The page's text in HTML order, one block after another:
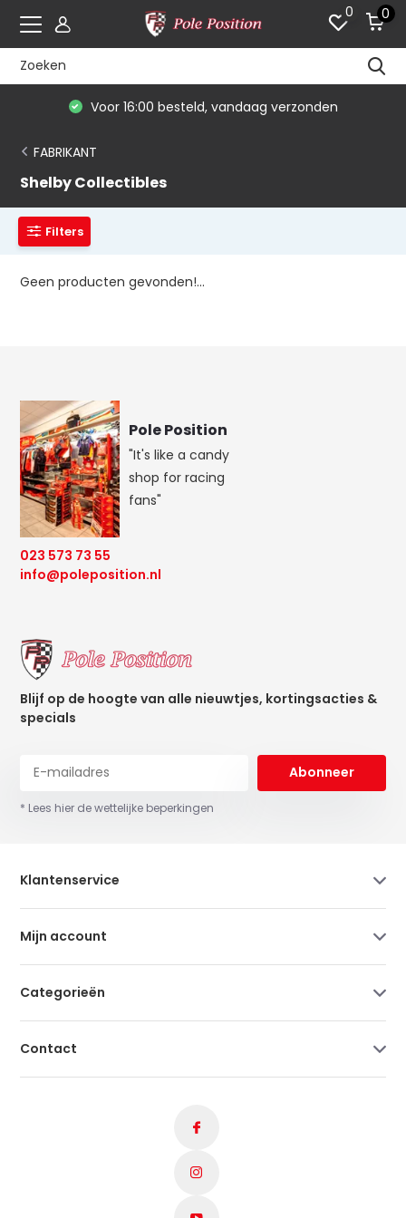
0 0
Voor 16:00 besteld, vandaag verzonden
FABRIKANT
Shelby Collectibles
Filters
Geen producten gevonden!...
Pole Position
"It's like a candy
shop for racing
fans"
023 573 73 55
info@poleposition.nl
Blijf op de hoogte van alle nieuwtjes, kortingsacties &
specials
Abonneer
* Lees hier de wettelijke beperkingen
Klantenservice
Mijn account
Categorieën
Contact